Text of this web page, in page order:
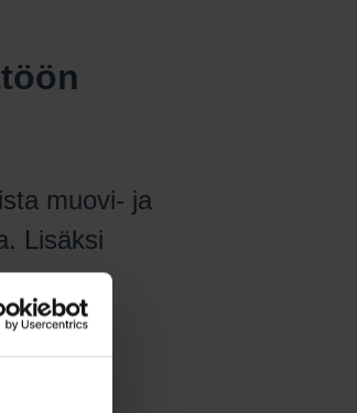
muovi- ja
Lisäksi